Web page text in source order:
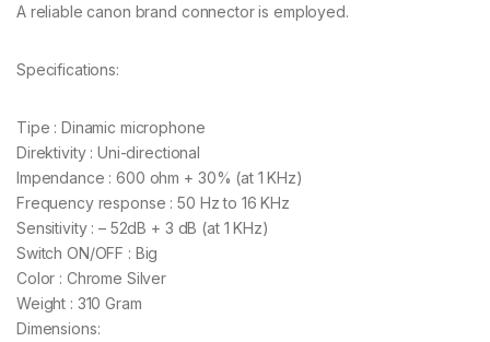
A reliable canon brand connector is employed.
Specifications:
Tipe : Dinamic microphone
Direktivity : Uni-directional
Impendance : 600 ohm + 30% (at 1 KHz)
Frequency response : 50 Hz to 16 KHz
Sensitivity : – 52dB + 3 dB (at 1 KHz)
Switch ON/OFF : Big
Color : Chrome Silver
Weight : 310 Gram
Dimensions: